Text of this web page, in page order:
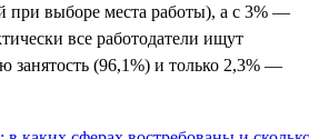
при выборе места работы), а с 3% —
все работодатели ищут
занятость (96,1%) и только 2,3% —